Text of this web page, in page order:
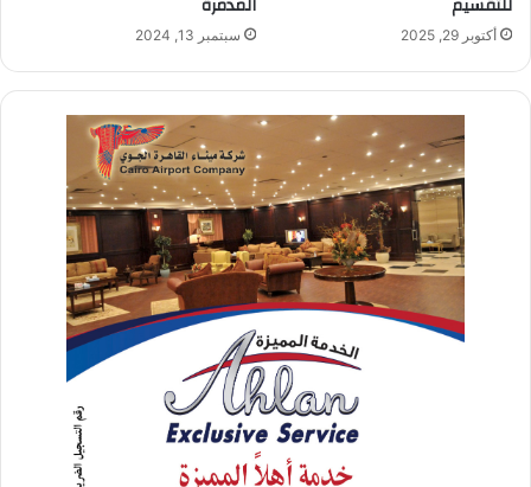
للتقسيم
أكتوبر 29, 2025
المدمرة
سبتمبر 13, 2024